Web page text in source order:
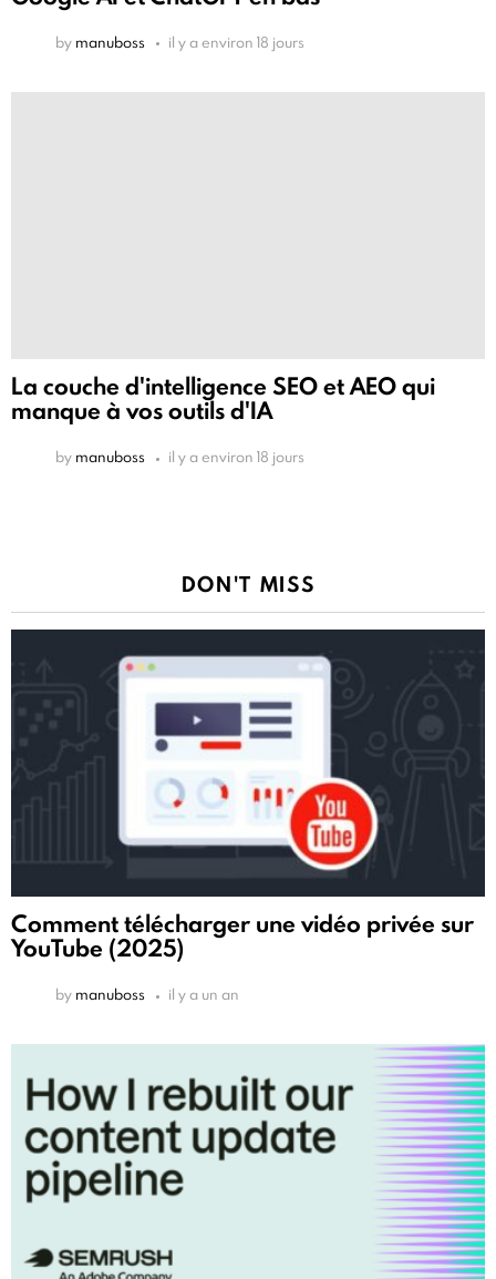
by manuboss il y a environ 18 jours
La couche d'intelligence SEO et AEO qui
manque à vos outils d'IA
by manuboss il y a environ 18 jours
DON'T MISS
Comment télécharger une vidéo privée sur
YouTube (2025)
by manuboss il y a un an